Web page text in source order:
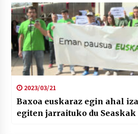
2023/03/21
Baxoa euskaraz egin ahal
egiten jarraituko du Seaskak